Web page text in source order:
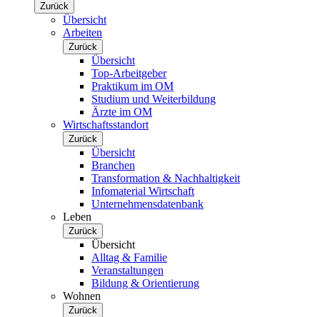
Zurück
Übersicht
Arbeiten
Zurück
Übersicht
Top-Arbeitgeber
Praktikum im OM
Studium und Weiterbildung
Ärzte im OM
Wirtschaftsstandort
Zurück
Übersicht
Branchen
Transformation & Nachhaltigkeit
Infomaterial Wirtschaft
Unternehmensdatenbank
Leben
Zurück
Übersicht
Alltag & Familie
Veranstaltungen
Bildung & Orientierung
Wohnen
Zurück